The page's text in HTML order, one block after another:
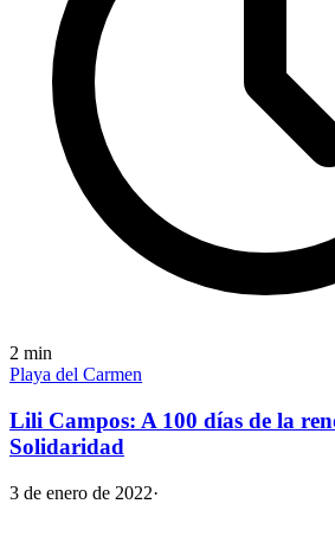
2 min
Playa del Carmen
Lili Campos: A 100 días de la
Solidaridad
3 de enero de 2022·